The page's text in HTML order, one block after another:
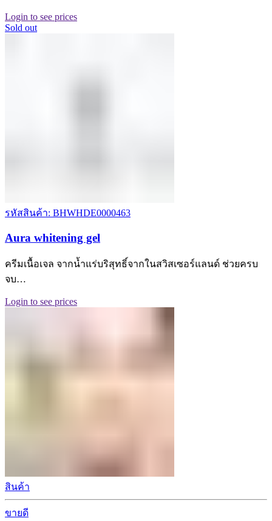
Login to see prices
Sold out
รหัสสินค้า: BHWHDE0000463
Aura whitening gel
ครีมเนื้อเจล จากน้ำแร่บริสุทธิ์จากในสวิสเซอร์แลนด์ ช่วยครบ
จบ…
Login to see prices
สินค้า
ขายดี